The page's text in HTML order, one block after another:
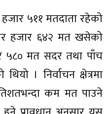
५११ मतदाता रहेको
हजार ६४२ मत खसेको
५८० मत सदर तथा पाँच
। निर्वाचन क्षेत्रमा
कम मत पाउने